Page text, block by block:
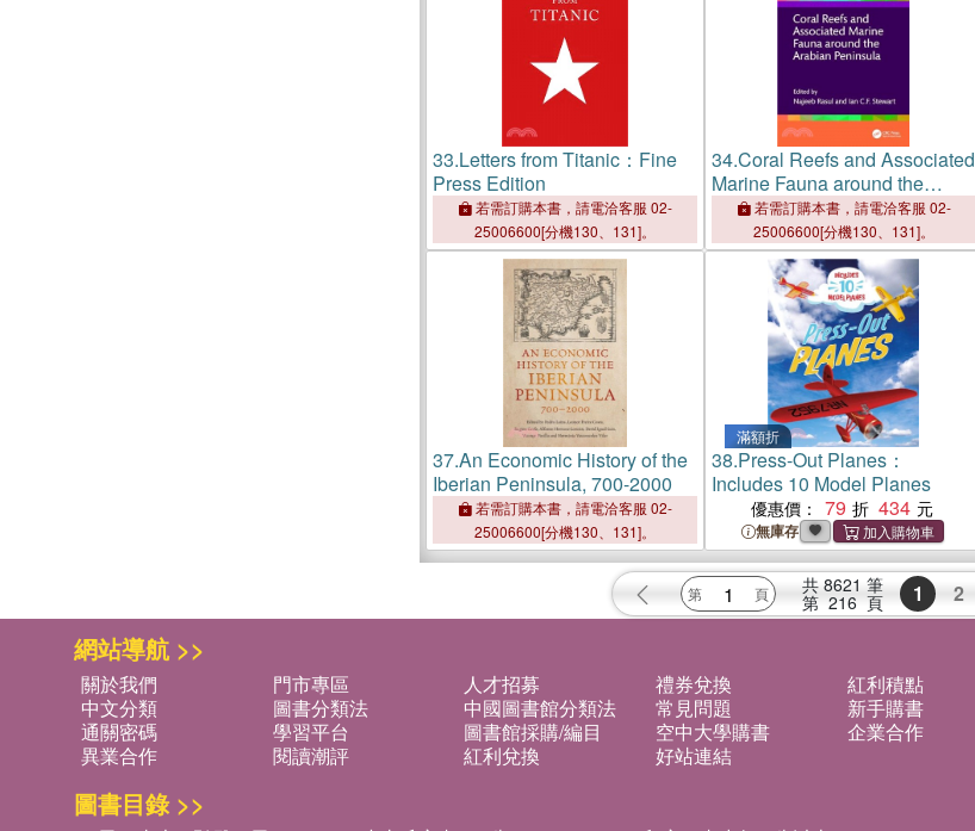
33.Letters from Titanic：Fine
Press Edition
若需訂購本書，請電洽客服 02-
25006600[分機130、131]。
34.Coral Reefs and Associated
Marine Fauna around the
Arabian Peninsula
若需訂購本書，請電洽客服 02-
25006600[分機130、131]。
37.An Economic History of the
Iberian Peninsula, 700-2000
若需訂購本書，請電洽客服 02-
25006600[分機130、131]。
滿額折
38.Press-Out Planes：
Includes 10 Model Planes
優惠價： 79 434
無庫存
共 8621 筆
第 216 頁 1 2
網站導航 >>
關於我們 門市專區 人才招募 禮券兌換
紅利積點
中文分類
圖書分類法 中國圖書館分類法 常見問題
新手購書
通關密碼
學習平台 圖書館採購/編目 空中大學購書
企業合作
異業合作
閱讀潮評 紅利兌換 好站連結
圖書目錄 >>